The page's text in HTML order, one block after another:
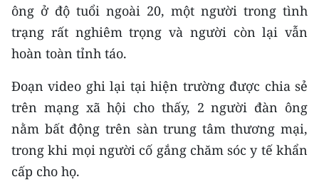
CHƯƠNG TRÌNH OCOP - MỖI XÃ
MỘT SẢN PHẨM
RADIO
MEDIA CENTER
E-Magazine
ông ở độ tuổi ngoài 20, một người trong tình
trạng rất nghiêm trọng và người còn lại vẫn
hoàn toàn tỉnh táo.
Đoạn video ghi lại tại hiện trường được chia sẻ
trên mạng xã hội cho thấy, 2 người đàn ông
nằm bất động trên sàn trung tâm thương mại,
trong khi mọi người cố gắng chăm sóc y tế khẩn
cấp cho họ.